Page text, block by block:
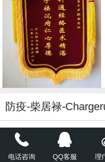
防疫-柴居禄-
2020-03-08
电话咨询 QQ客服 理